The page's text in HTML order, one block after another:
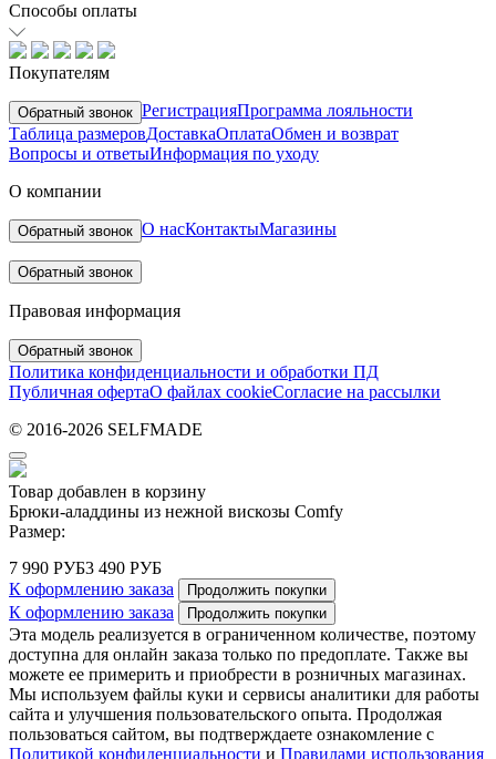
Способы оплаты
Покупателям
Обратный звонок РегистрацияПрограмма лояльности
Таблица размеровДоставкаОплатаОбмен и возврат
Вопросы и ответыИнформация по уходу
О компании
Обратный звонок О насКонтактыМагазины
Обратный звонок
Правовая информация
Обратный звонок
Политика конфиденциальности и обработки ПД
Публичная офертаО файлах cookieСогласие на рассылки
© 2016-2026 SELFMADE
Товар добавлен в корзину
Брюки-аладдины из нежной вискозы Comfy
Размер:
7 990 РУБ3 490 РУБ
К оформлению заказа
Продолжить покупки
К оформлению заказа Продолжить покупки
Эта модель реализуется в ограниченном количестве, поэтому
доступна для онлайн заказа только по предоплате. Также вы
можете ее примерить и приобрести в розничных магазинах.
Мы используем файлы куки и сервисы аналитики для работы
сайта и улучшения пользовательского опыта. Продолжая
пользоваться сайтом, вы подтверждаете ознакомление с
Политикой конфиденциальности и Правилами использования